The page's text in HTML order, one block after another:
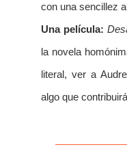
con una sencillez
Una película:
la novela
literal, ver a
algo que